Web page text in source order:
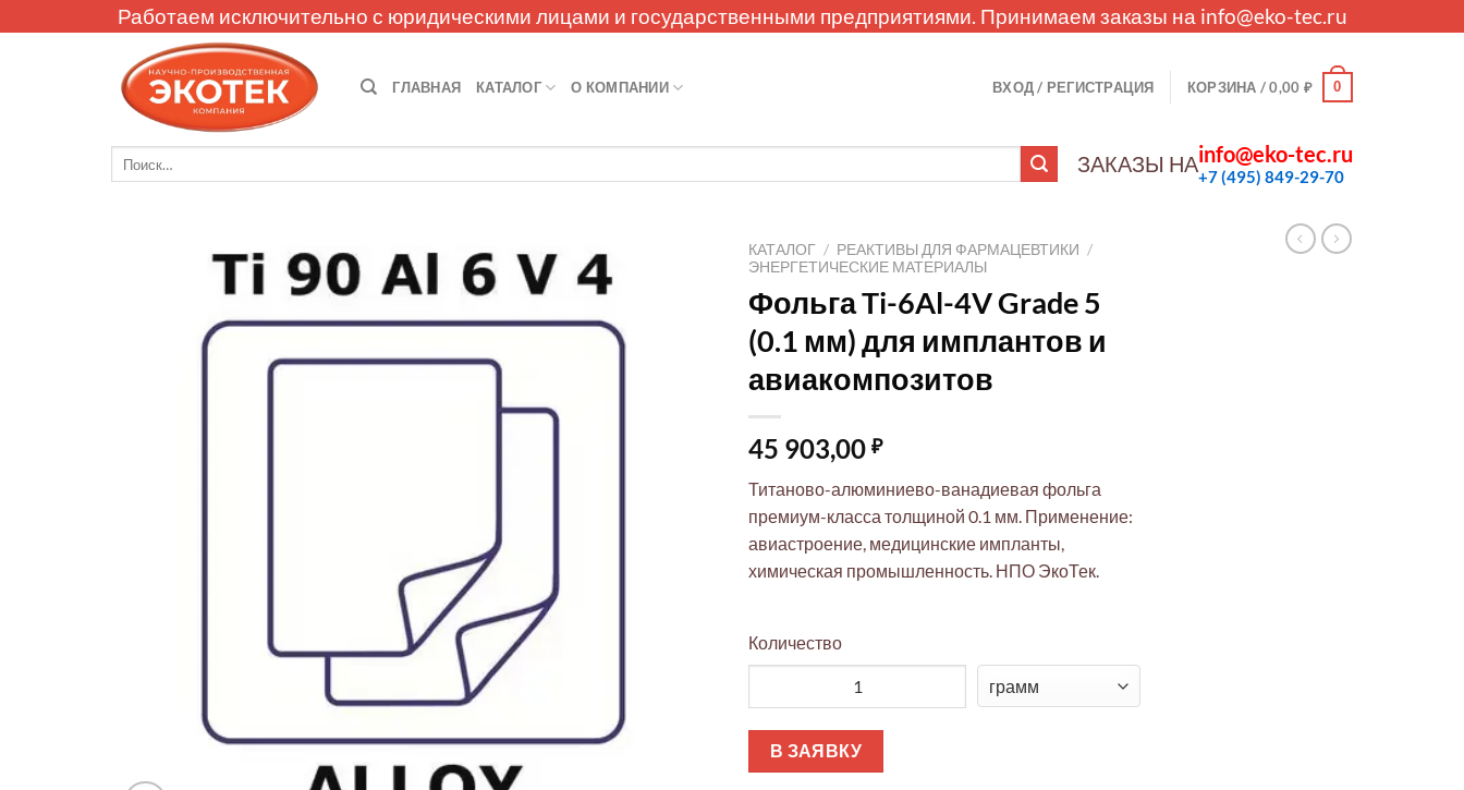
to
Работаем исключительно с юридическими лицами и государственными предприятиями. Принимаем заказы на info@eko-tec.ru
ГЛАВНАЯ КАТАЛОГ О КОМПАНИИ ВХОД / РЕГИСТРАЦИЯ КОРЗИНА /0,00 ₽ 0
ЗАКАЗЫ НАinfo@eko-tec.ru
+7 (495) 849-29-70
КАТАЛОГ / РЕАКТИВЫ ДЛЯ ФАРМАЦЕВТИКИ /
ЭНЕРГЕТИЧЕСКИЕ МАТЕРИАЛЫ
Фольга Ti-6Al-4V Grade 5
(0.1 мм) для имплантов и
авиакомпозитов
45 903,00 ₽
Титаново-алюминиево-ванадиевая фольга
премиум-класса толщиной 0.1 мм. Применение:
авиастроение, медицинские импланты,
химическая промышленность. НПО ЭкоТек.
Количество
В ЗАЯВКУ